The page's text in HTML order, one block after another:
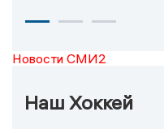
Новости СМИ2
Наш Хоккей